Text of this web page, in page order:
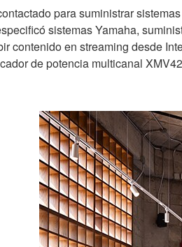
para suministrar
sistemas Yamaha,
contenido en streaming desde
de potencia multicanal